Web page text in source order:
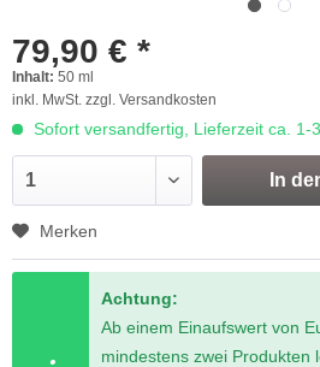
79,90 € *
Inhalt: 50 ml
inkl. MwSt. zzgl. Versandkosten
Sofort versandfertig, Lieferzeit ca. 1-
In
Merken
Achtung:
Ab einem Einaufswert von
mindestens zwei Produkten